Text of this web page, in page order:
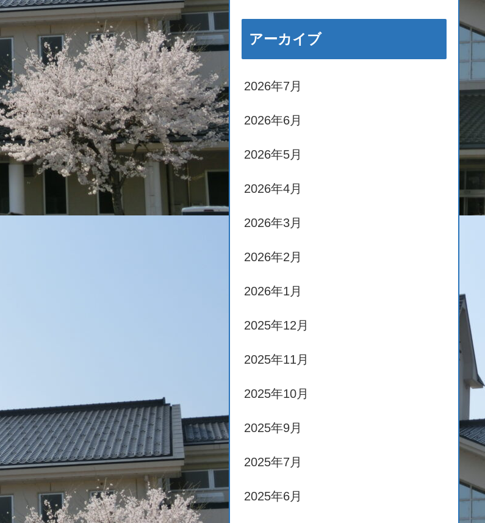
アーカイブ
2026年7月
2026年6月
2026年5月
2026年4月
2026年3月
2026年2月
2026年1月
2025年12月
2025年11月
2025年10月
2025年9月
2025年7月
2025年6月